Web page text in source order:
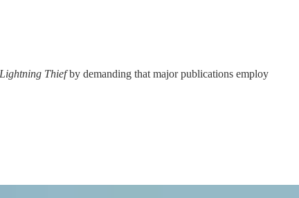
Thiefby demanding that major publications employ